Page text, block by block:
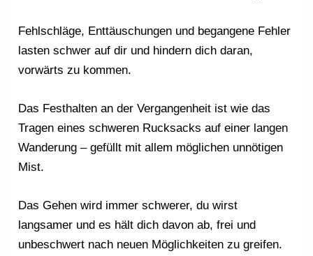
Fehlschläge, Enttäuschungen und begangene Fehler
lasten schwer auf dir und hindern dich daran,
vorwärts zu kommen.
Das Festhalten an der Vergangenheit ist wie das
Tragen eines schweren Rucksacks auf einer langen
Wanderung – gefüllt mit allem möglichen unnötigen
Mist.
Das Gehen wird immer schwerer, du wirst
langsamer und es hält dich davon ab, frei und
unbeschwert nach neuen Möglichkeiten zu greifen.